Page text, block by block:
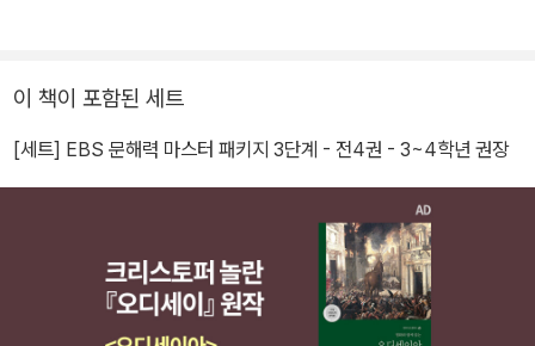
이 책이 포함된 세트
[세트] EBS 문해력 마스터 패키지 3단계 - 전4권 - 3~4학년 권장